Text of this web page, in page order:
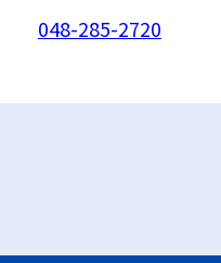
を除いて，応募者等に通
9. お問い合わせ窓口
048-285-2720